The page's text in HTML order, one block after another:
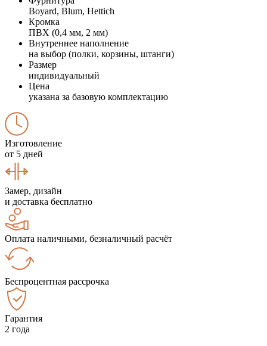
Boyard, Blum, Hettich
Кромка
ПВХ (0,4 мм, 2 мм)
Внутреннее наполнение
на выбор (полки, корзины, штанги)
Размер
индивидуальный
Цена
указана за базовую комплектацию
Изготовление
от 5 дней
Замер, дизайн
и доставка бесплатно
Оплата наличными, безналичный расчёт
Беспроцентная рассрочка
Гарантия
2 года